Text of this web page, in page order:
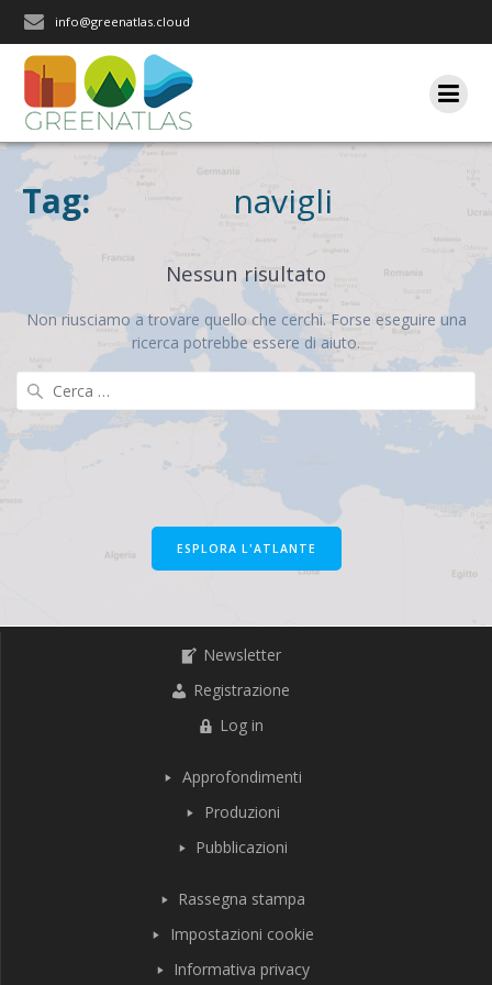
info@greenatlas.cloud
Tag: navigli
Nessun risultato
Non riusciamo a trovare quello che cerchi. Forse eseguire una
ricerca potrebbe essere di aiuto.
per:
ESPLORA L'ATLANTE
Newsletter
Registrazione
Log in
Approfondimenti
Produzioni
Pubblicazioni
Rassegna stampa
Impostazioni cookie
Informativa privacy